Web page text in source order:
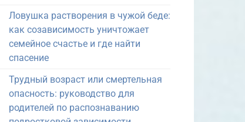
Ловушка растворения в чужой беде:
как созависимость уничтожает
семейное счастье и где найти
спасение
Трудный возраст или смертельная
опасность: руководство для
родителей по распознаванию